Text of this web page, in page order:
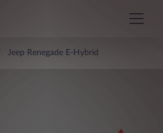
Jeep Renegade E-Hybrid